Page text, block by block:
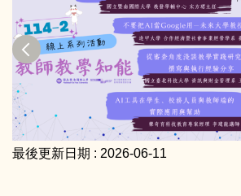
最後更新日期 : 2026-06-11